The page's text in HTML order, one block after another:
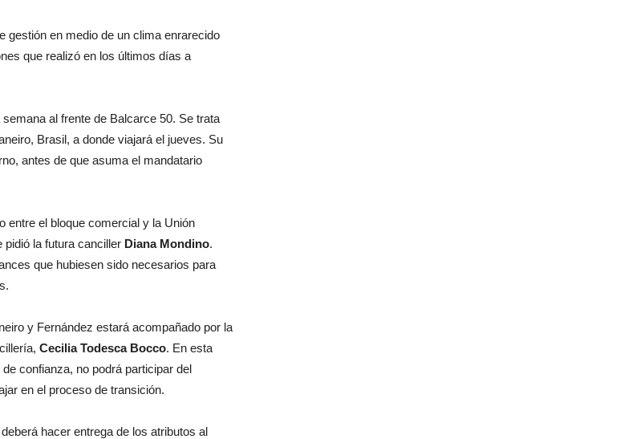
gestión en medio de un clima enrarecido
que realizó en los últimos días a
al frente de Balcarce 50. Se trata
Brasil, a donde viajará el jueves. Su
antes de que asuma el mandatario
entre el bloque comercial y la Unión
pidió la futura canciller Diana Mondino.
que hubiesen sido necesarios para
y Fernández estará acompañado por la
Cecilia Todesca Bocco. En esta
confianza, no podrá participar del
en el proceso de transición.
hacer entrega de los atributos al